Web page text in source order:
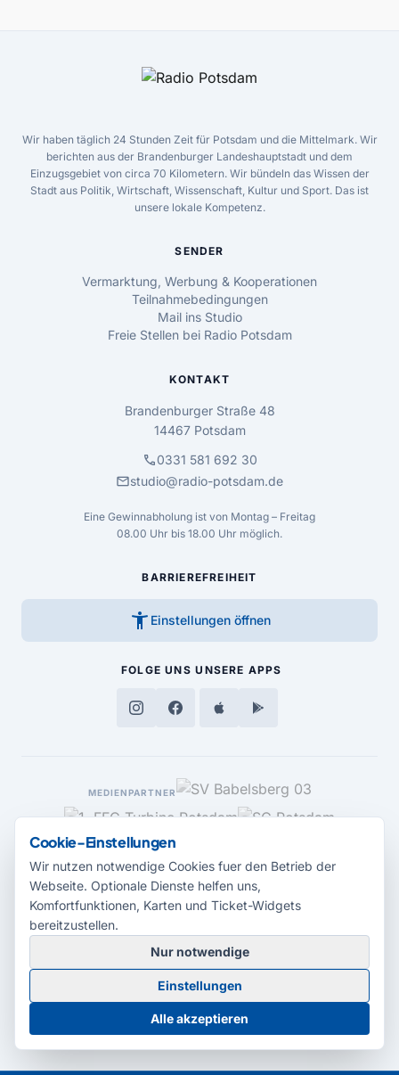
Wir haben täglich 24 Stunden Zeit für Potsdam und die Mittelmark. Wir
berichten aus der Brandenburger Landeshauptstadt und dem
Einzugsgebiet von circa 70 Kilometern. Wir bündeln das Wissen der
Stadt aus Politik, Wirtschaft, Wissenschaft, Kultur und Sport. Das ist
unsere lokale Kompetenz.
SENDER
Vermarktung, Werbung & Kooperationen
Teilnahmebedingungen
Mail ins Studio
Freie Stellen bei Radio Potsdam
KONTAKT
Brandenburger Straße 48
14467 Potsdam
call0331 581 692 30
mailstudio@radio-potsdam.de
Eine Gewinnabholung ist von Montag – Freitag
08.00 Uhr bis 18.00 Uhr möglich.
BARRIEREFREIHEIT
accessibility_new Einstellungen öffnen
FOLGE UNS UNSERE APPS
MEDIENPARTNER
© 2026 Radio Potsdam. Webseite entwickelt durch dieMedienagentur
Babelsberg
BarrierefreiheitserklärungAGBDatenschutzImpressum
Cookie-Einstellungen
Cookie-Einstellungen
Wir nutzen notwendige Cookies fuer den Betrieb der
Webseite. Optionale Dienste helfen uns,
Komfortfunktionen, Karten und Ticket-Widgets
bereitzustellen.
Nur notwendige
Einstellungen
Alle akzeptieren